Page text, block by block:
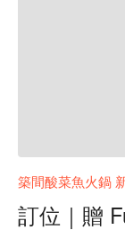
築間酸菜魚火鍋
訂位｜贈